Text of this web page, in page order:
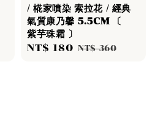
/ 椛家噴染 索拉花 / 經典
氣質康乃馨 5.5CM 〔
紫芋珠霜 〕
Sale
NT$ 180 Regular
NT$ 360